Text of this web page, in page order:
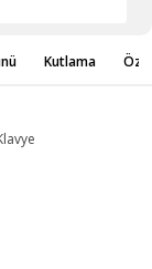
Kutlama